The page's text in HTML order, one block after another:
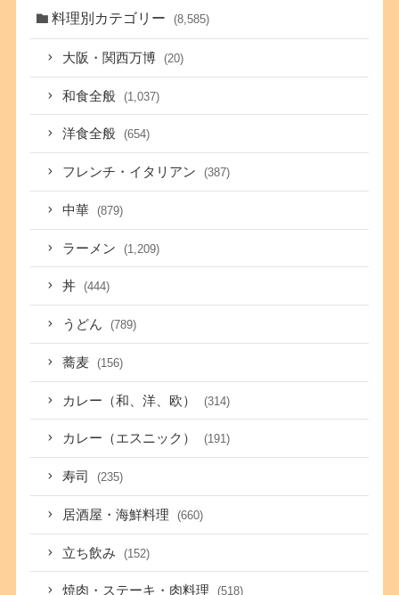
料理別カテゴリー (8,585)
大阪・関西万博 (20)
和食全般 (1,037)
洋食全般 (654)
フレンチ・イタリアン (387)
中華 (879)
ラーメン (1,209)
丼 (444)
うどん (789)
蕎麦 (156)
カレー（和、洋、欧） (314)
カレー（エスニック） (191)
寿司 (235)
居酒屋・海鮮料理 (660)
立ち飲み (152)
焼肉・ステーキ・肉料理 (518)